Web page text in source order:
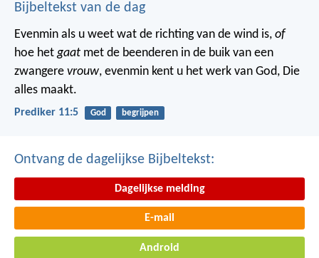
Bijbeltekst van de dag
Evenmin als u weet wat de richting van de wind is, of
hoe hetgaat met de beenderen in de buik van een
zwangere vrouw, evenmin kent u het werk van God, Die
alles maakt.
Prediker 11:5 God begrijpen
Ontvang de dagelijkse Bijbeltekst:
Dagelijkse melding
E-mail
Android